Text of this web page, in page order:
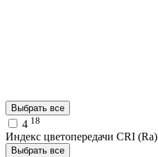
Выбрать все
4 18
Индекс цветопередачи CRI (Ra)
Выбрать все